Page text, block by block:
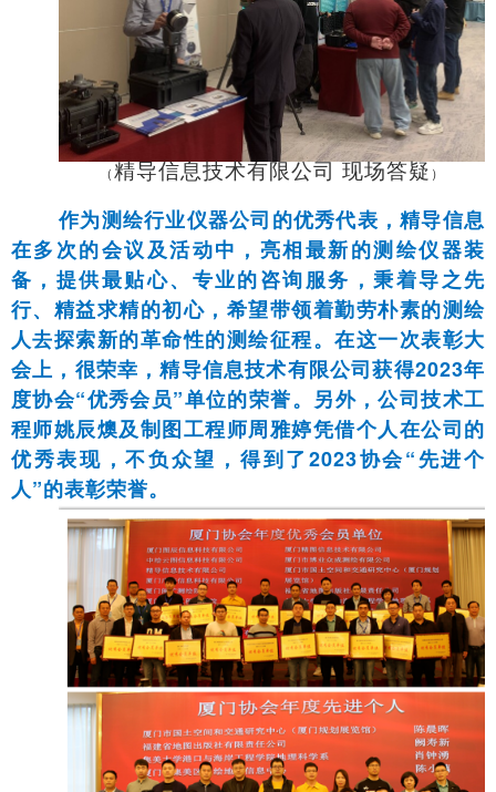
（ 精导信息技术有限公司 现场答疑 ）
作为测绘行业仪器公司的优秀代表，精导信息
在多次的会议及活动中，亮相最新的测绘仪器装
备，提供最贴心、专业的咨询服务，秉着导之先
行、精益求精的初心，希望带领着勤劳朴素的测绘
人去探索新的革命性的测绘征程。在这一次表彰大
会上，很荣幸，精导信息技术有限公司获得2023年
度协会“优秀会员”单位的荣誉。另外，公司技术工
程师姚辰燠及制图工程师周雅婷凭借个人在公司的
优秀表现，不负众望，得到了2023协会“先进个
人”的表彰荣誉。